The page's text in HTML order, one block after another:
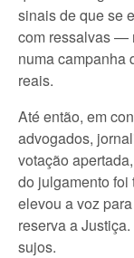
sinais de que se
com ressalvas —
numa campanha
reais.
Até então, em
advogados,
votação
do julgamento foi
elevou a voz
reserva a
sujos.